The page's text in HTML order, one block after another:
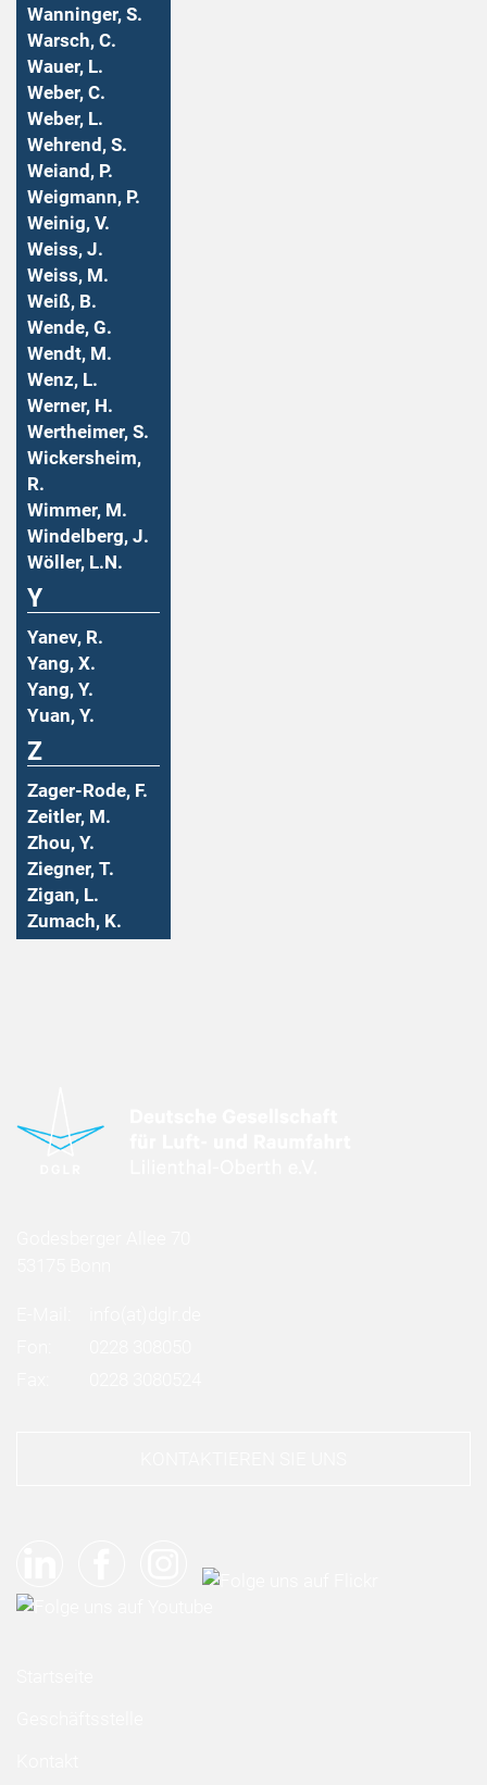
Wanninger, S.
Warsch, C.
Wauer, L.
Weber, C.
Weber, L.
Wehrend, S.
Weiand, P.
Weigmann, P.
Weinig, V.
Weiss, J.
Weiss, M.
Weiß, B.
Wende, G.
Wendt, M.
Wenz, L.
Werner, H.
Wertheimer, S.
Wickersheim,
R.
Wimmer, M.
Windelberg, J.
Wöller, L.N.
Y
Yanev, R.
Yang, X.
Yang, Y.
Yuan, Y.
Z
Zager-Rode, F.
Zeitler, M.
Zhou, Y.
Ziegner, T.
Zigan, L.
Zumach, K.